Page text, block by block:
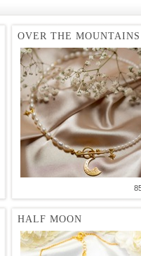
OVER THE MOUNTAINS
HALF MOON